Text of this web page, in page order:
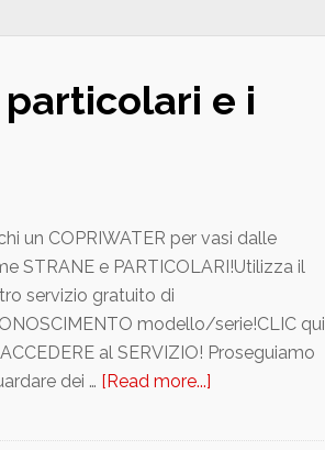
e i
un COPRIWATER per vasi dalle
STRANE e PARTICOLARI!Utilizza il
servizio gratuito di
modello/serie!CLIC qui
al SERVIZIO! Proseguiamo
dei … [Read more...]
forme